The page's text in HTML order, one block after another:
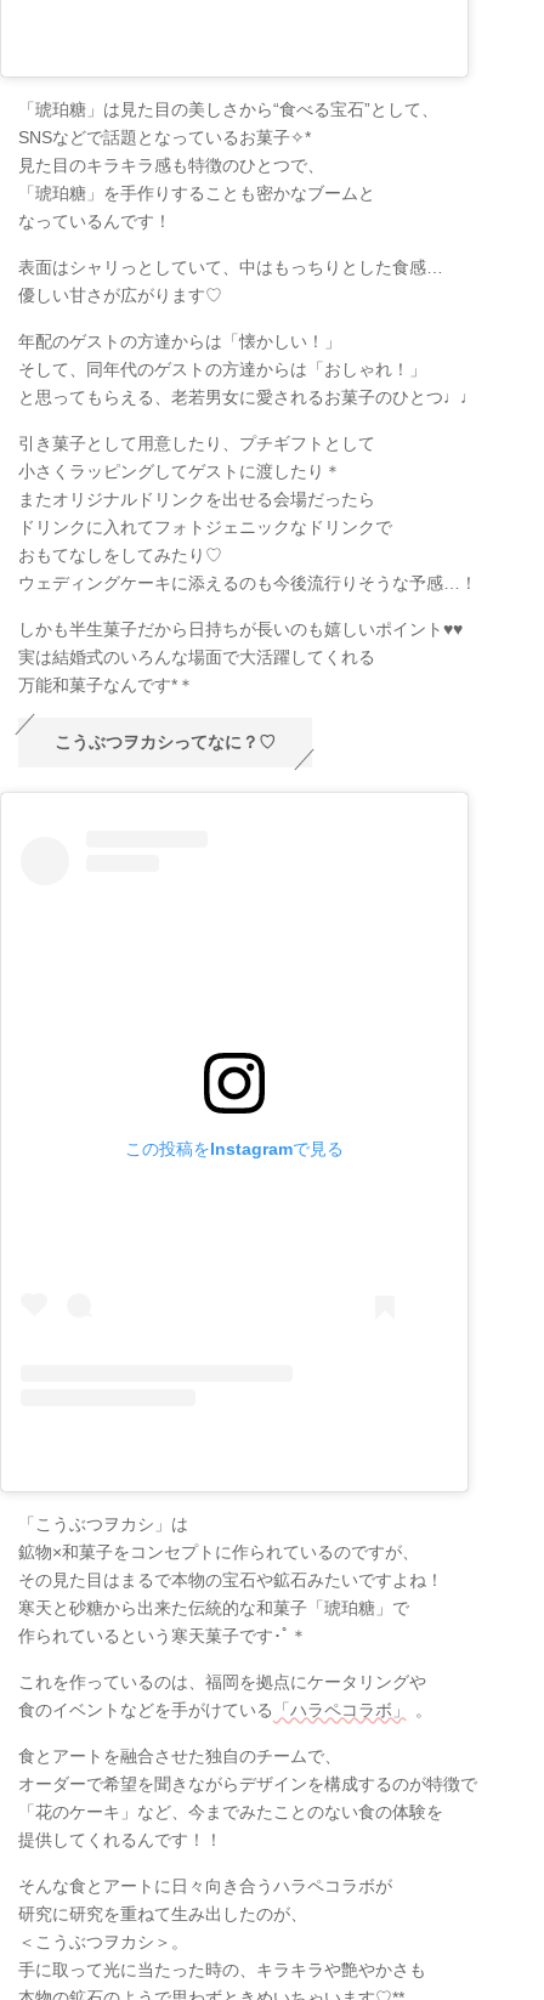
「琥珀糖」は見た目の美しさから“食べる宝石”として、
SNSなどで話題となっているお菓子✧*
見た目のキラキラ感も特徴のひとつで、
「琥珀糖」を手作りすることも密かなブームと
なっているんです！
表面はシャリっとしていて、中はもっちりとした食感…
優しい甘さが広がります♡
年配のゲストの方達からは「懐かしい！」
そして、同年代のゲストの方達からは「おしゃれ！」
と思ってもらえる、老若男女に愛されるお菓子のひとつ♩♩
引き菓子として用意したり、プチギフトとして
小さくラッピングしてゲストに渡したり＊
またオリジナルドリンクを出せる会場だったら
ドリンクに入れてフォトジェニックなドリンクで
おもてなしをしてみたり♡
ウェディングケーキに添えるのも今後流行りそうな予感…！
しかも半生菓子だから日持ちが長いのも嬉しいポイント♥♥
実は結婚式のいろんな場面で大活躍してくれる
万能和菓子なんです*＊
こうぶつヲカシってなに？♡
この投稿をInstagramで見る
「こうぶつヲカシ」は
鉱物×和菓子をコンセプトに作られているのですが、
その見た目はまるで本物の宝石や鉱石みたいですよね！
寒天と砂糖から出来た伝統的な和菓子「琥珀糖」で
作られているという寒天菓子です･ﾟ＊
これを作っているのは、福岡を拠点にケータリングや
食のイベントなどを手がけている
「ハラペコラボ」 。
食とアートを融合させた独自のチームで、
オーダーで希望を聞きながらデザインを構成するのが特徴で
「花のケーキ」など、今までみたことのない食の体験を
提供してくれるんです！！
そんな食とアートに日々向き合うハラペコラボが
研究に研究を重ねて生み出したのが、
＜こうぶつヲカシ＞。
手に取って光に当たった時の、キラキラや艶やかさも